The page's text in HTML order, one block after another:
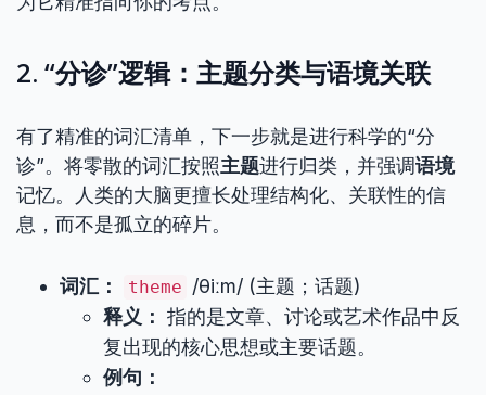
2. “分诊”逻辑：主题分类与语境关联
有了精准的词汇清单，下一步就是进行科学的“分
诊”。将零散的词汇按照主题进行归类，并强调语境
记忆。人类的大脑更擅长处理结构化、关联性的信
息，而不是孤立的碎片。
词汇： theme /θiːm/ (主题；话题)
释义： 指的是文章、讨论或艺术作品中反
复出现的核心思想或主要话题。
例句：